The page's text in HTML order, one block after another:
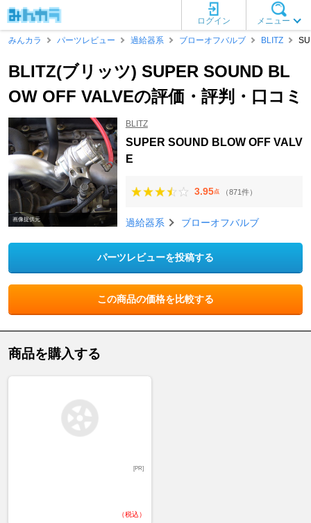
メニュー
ログイン
みんカラ
パーツレビュー 過給器系 ブローオフバルブ BLITZ
BLITZ(ブリッツ) SUPER SOUND BL
OW OFF VALVEの評価・評判・口コミ
画像提供元
BLITZ
SUPER SOUND BLOW OFF VALV
E
3.95点 （871件）
過給器系 ブローオフバルブ
パーツレビューを投稿する
この商品の価格を比較する
商品を購入する
[PR]
（税込）